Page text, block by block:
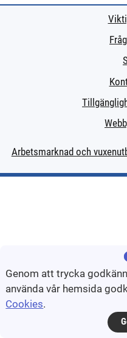
Arbetsmarknad och
Genom att trycka
använda vår hemsida
Cookies.